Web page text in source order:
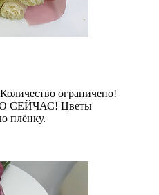
ограничено!
СЕЙЧАС! Цветы
плёнку.